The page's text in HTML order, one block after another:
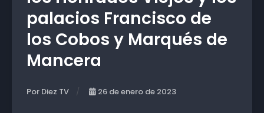
palacios Francisco de
los Cobos y Marqués de
Mancera
Por Diez TV 26 de enero de 2023